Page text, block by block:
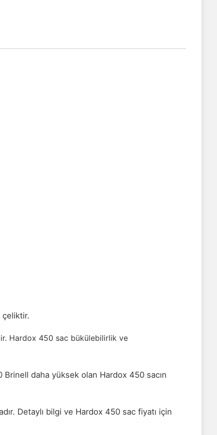
çeliktir.
Hardox 450 sac bükülebilirlik ve
Brinell daha yüksek olan Hardox 450 sacın
Detaylı bilgi ve Hardox 450 sac fiyatı için